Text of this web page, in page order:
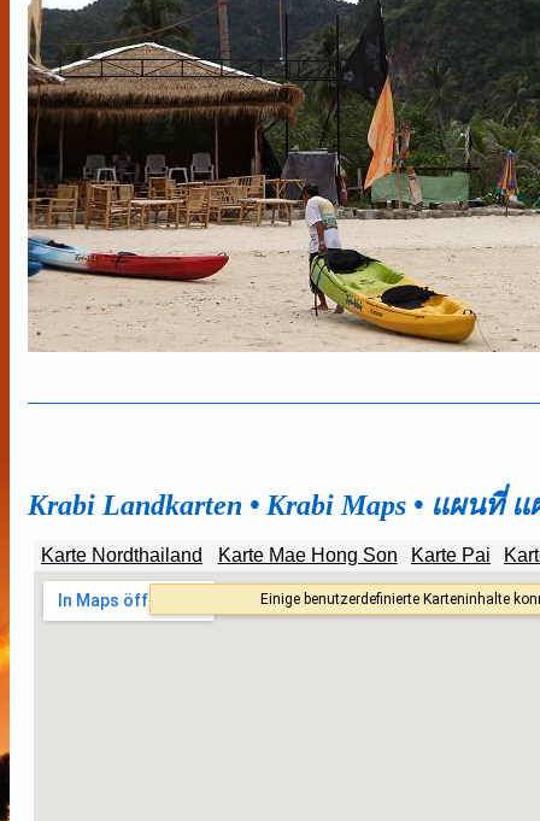
Krabi Landkarten • Krabi Maps • แผนที่ แ